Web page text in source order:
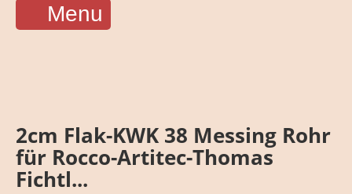
Menu
2cm Flak-KWK 38 Messing Rohr
für Rocco-Artitec-Thomas
Fichtl...